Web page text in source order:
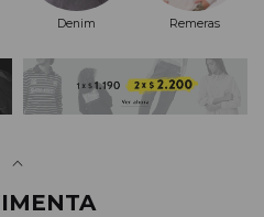
Denim Remeras